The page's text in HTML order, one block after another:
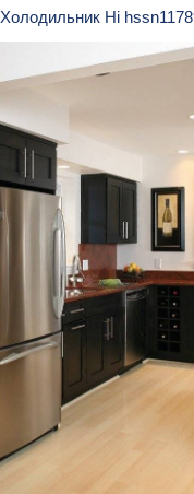
Холодильник Hi